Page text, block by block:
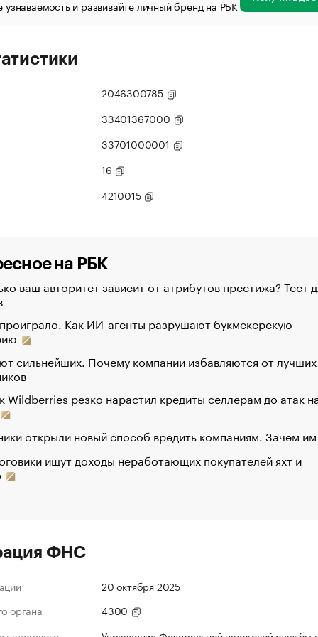
и развивайте личный бренд на РБК
2046300785
33401367000
33701000001
16
4210015
на РБК
ваш авторитет зависит от атрибутов престижа? Тест
Как ИИ-агенты разрушают букмекерскую
сильнейших. Почему компании избавляются от лучших
Wildberries резко нарастил кредиты селлерам до атак
открыли новый способ вредить компаниям. Зачем
ищут доходы неработающих покупателей яхт и
ФНС
20 октября 2025
органа
4300